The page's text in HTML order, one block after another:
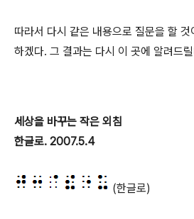
따라서 다시 같은 내용으로 질문을 할
하겠다. 그 결과는 다시 이 곳에 알려드
세상을 바꾸는 작은 외침
한글로. 2007.5.4
(한글로)